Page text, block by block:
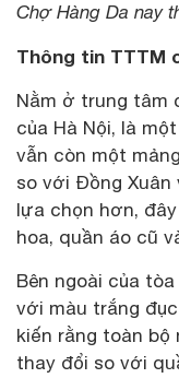
Chợ Hàng Da nay
Thông tin TTTM
Nằm ở trung tâm
của Hà Nội, là
vẫn còn một
so với Đồng
lựa chọn hơn,
hoa, quần áo cũ
Bên ngoài của
với màu trắng
kiến ​​rằng toàn
thay đổi so với